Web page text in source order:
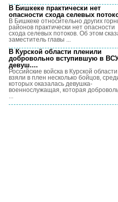
В Бишкеке практически нет
опасности схода селевых
В Бишкеке относительно других
районов практически нет опасности
схода селевых потоков. Об этом
заместитель главы ...
В Курской области пленили
добровольно вступившую в
девуш....
Российские войска в Курской области
взяли в плен несколько бойцов,
которых оказалась девушка-
военнослужащая, которая
...